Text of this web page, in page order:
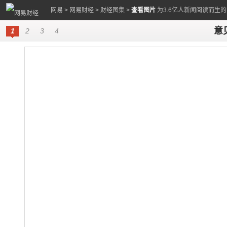
网易 > 网易财经 > 财经图集 > 查看图片 为3.6亿人新闻阅读而生
1 2 3 4 意